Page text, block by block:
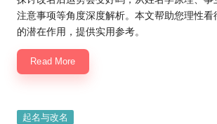
注意事项等角度深度解析。本文帮助您理性看
的潜在作用，提供实用参考。
Read More
Posted
起名与改名